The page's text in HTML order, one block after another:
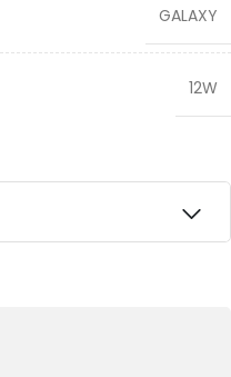
GALAXY
12W